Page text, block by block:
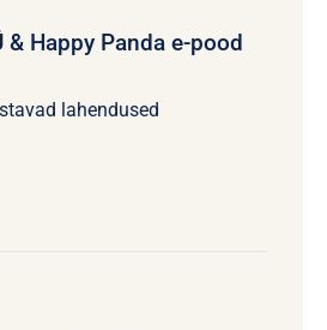
Happy Panda e-pood
lahendused